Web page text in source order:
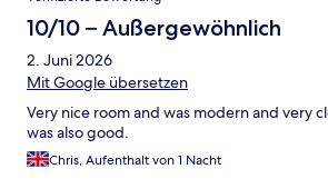
10/10 – Außergewöhnlich
2. Juni 2026
Mit Google übersetzen
Very nice room and was modern and very
was also good.
Chris, Aufenthalt von 1 Nacht